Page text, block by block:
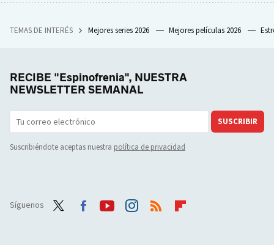
TEMAS DE INTERÉS Mejores series 2026 Mejores películas 2026
RECIBE "Espinofrenia", NUESTRA
NEWSLETTER SEMANAL
SUSCRIBIR
Suscribiéndote aceptas nuestra política de privacidad
Síguenos